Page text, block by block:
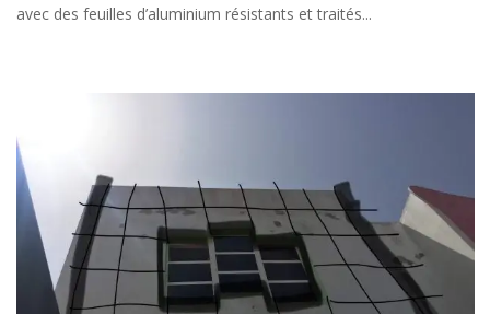
avec des feuilles d’aluminium résistants et traités...